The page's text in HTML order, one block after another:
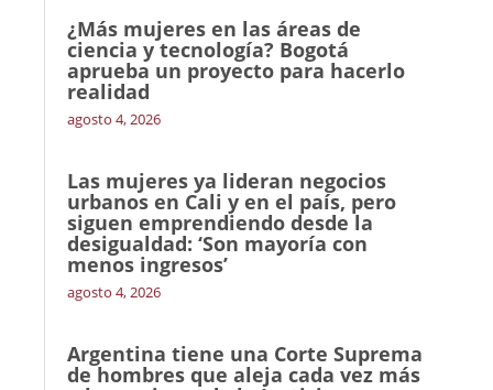
¿Más mujeres en las áreas de
ciencia y tecnología? Bogotá
aprueba un proyecto para hacerlo
realidad
agosto 4, 2026
Las mujeres ya lideran negocios
urbanos en Cali y en el país, pero
siguen emprendiendo desde la
desigualdad: ‘Son mayoría con
menos ingresos’
agosto 4, 2026
Argentina tiene una Corte Suprema
de hombres que aleja cada vez más